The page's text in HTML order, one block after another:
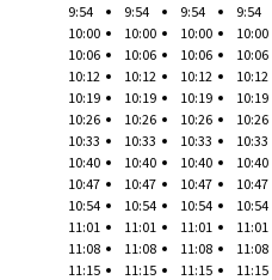
9:54
10:00
10:06
10:12
10:19
10:26
10:33
10:40
10:47
10:54
11:01
11:08
11:15
9:54
10:00
10:06
10:12
10:19
10:26
10:33
10:40
10:47
10:54
11:01
11:08
11:15
9:54
10:00
10:06
10:12
10:19
10:26
10:33
10:40
10:47
10:54
11:01
11:08
11:15
9:54
10:00
10:06
10:12
10:19
10:26
10:33
10:40
10:47
10:54
11:01
11:08
11:15